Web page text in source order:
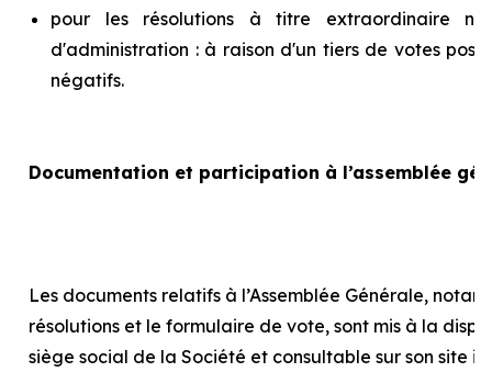
pour les résolutions à titre extraordinaire
d'administration : à raison d'un tiers de votes
négatifs.
Documentation et participation à l’assemblée
Les documents relatifs à l’Assemblée Générale,
résolutions et le formulaire de vote, sont mis à la
siège social de la Société et consultable sur son site